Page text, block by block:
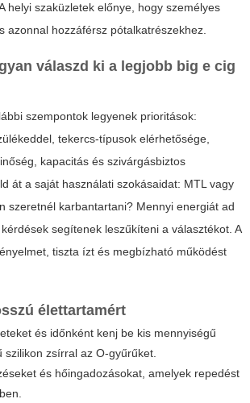
helyi szaküzletek előnye, hogy személyes
azonnal hozzáférsz pótalkatrészekhez.
válaszd ki a legjobb big e cig
szempontok legyenek prioritások:
tekercs-típusok elérhetősége,
kapacitás és szivárgásbiztos
át a saját használati szokásaidat: MTL vagy
szeretnél karbantartani? Mennyi energiát ad
segítenek leszűkíteni a választékot. A
tiszta ízt és megbízható működést
élettartamért
és időnként kenj be kis mennyiségű
zsírral az O-gyűrűket.
és hőingadozásokat, amelyek repedést